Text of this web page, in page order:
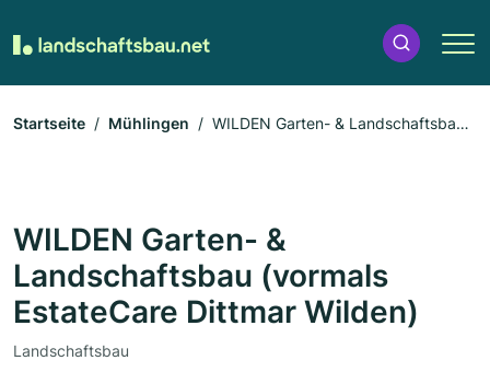
Startseite Mühlingen
WILDEN Garten- & Landschaftsbau
WILDEN Garten- &
Landschaftsbau (vormals
EstateCare Dittmar Wilden)
Landschaftsbau